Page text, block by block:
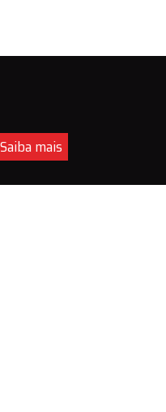
Saiba mais